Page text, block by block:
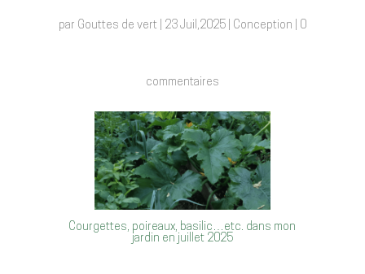
par Gouttes de vert| 23 Juil,2025| Conception 0
commentaires
Courgettes, poireaux, basilic…etc. dans mon
jardin en juillet 2025